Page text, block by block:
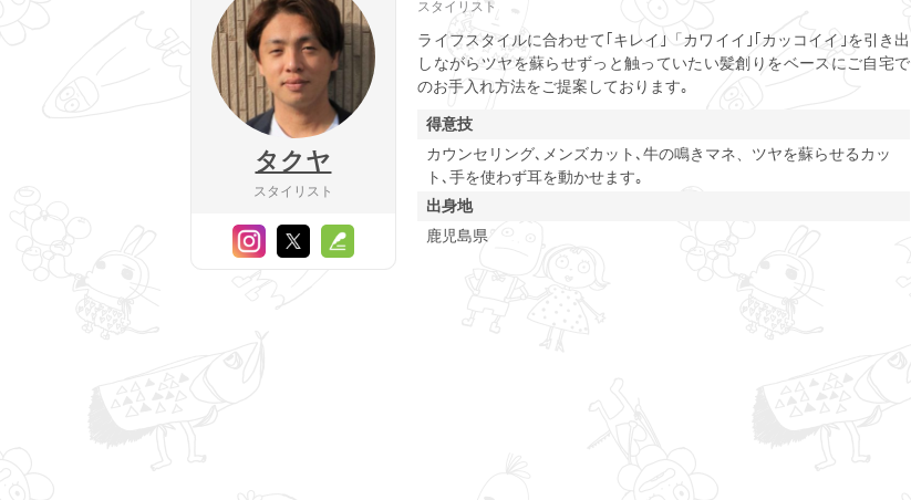
タクヤ
スタイリスト
スタイリスト
ライフスタイルに合わせて｢キレイ｣「カワイイ｣｢カッコイイ｣を引き出
しながらツヤを蘇らせずっと触っていたい髪創りをベースにご自宅で
のお手入れ方法をご提案しております｡
得意技
カウンセリング､メンズカット､牛の鳴きマネ、ツヤを蘇らせるカッ
ト､手を使わず耳を動かせます｡
出身地
鹿児島県